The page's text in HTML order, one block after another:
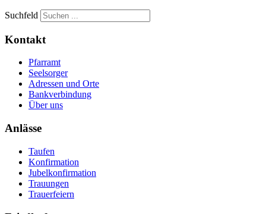
Suchfeld
Kontakt
Pfarramt
Seelsorger
Adressen und Orte
Bankverbindung
Über uns
Anlässe
Taufen
Konfirmation
Jubelkonfirmation
Trauungen
Trauerfeiern